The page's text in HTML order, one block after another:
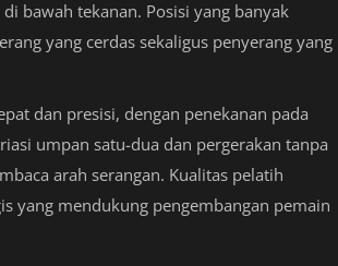
bawah tekanan. Posisi yang banyak
yang cerdas sekaligus penyerang yang
dan presisi, dengan penekanan pada
umpan satu-dua dan pergerakan tanpa
arah serangan. Kualitas pelatih
yang mendukung pengembangan pemain